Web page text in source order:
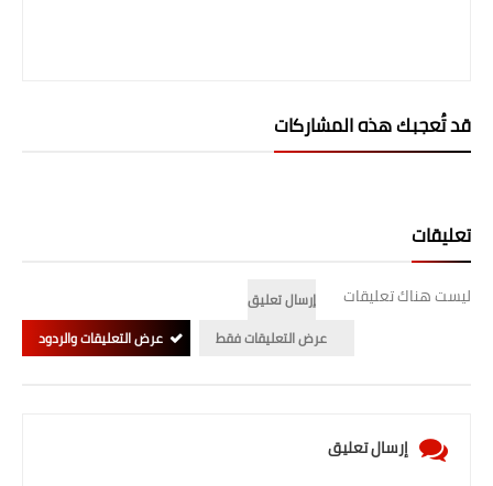
قد تُعجبك هذه المشاركات
تعليقات
ليست هناك تعليقات
إرسال تعليق
عرض التعليقات فقط
عرض التعليقات والردود
إرسال تعليق